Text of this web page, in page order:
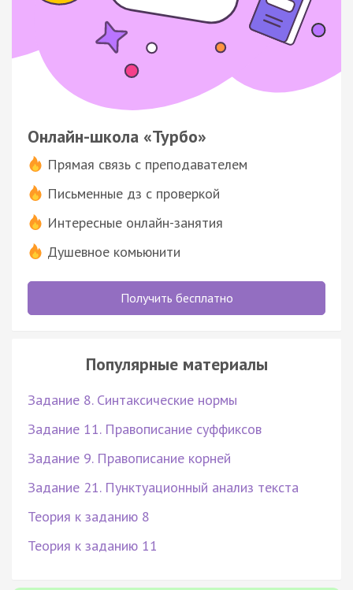
Онлайн-школа «Турбо»
Прямая связь с преподавателем
Письменные дз с проверкой
Интересные онлайн-занятия
Душевное комьюнити
Получить бесплатно
Популярные материалы
Задание 8. Синтаксические нормы
Задание 11. Правописание суффиксов
Задание 9. Правописание корней
Задание 21. Пунктуационный анализ текста
Теория к заданию 8
Теория к заданию 11